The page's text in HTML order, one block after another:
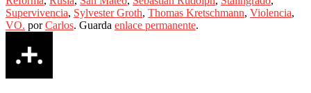
Supervivencia, Sylvester Groth, Thomas Kretschmann, Violencia,
VO. porCarlos. Guarda enlace permanente.